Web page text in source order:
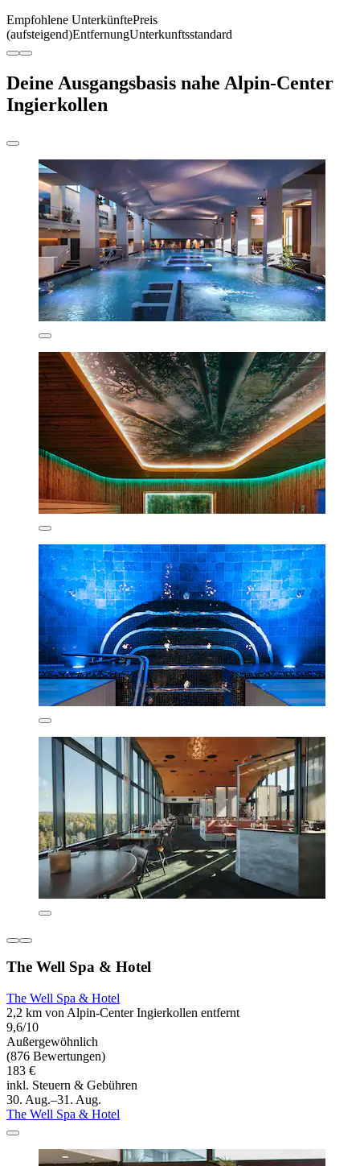
Empfohlene UnterkünftePreis
(aufsteigend)EntfernungUnterkunftsstandard
Deine Ausgangsbasis nahe Alpin-Center
Ingierkollen
The Well Spa & Hotel
The Well Spa & Hotel
2,2 km von Alpin-Center Ingierkollen entfernt
9,6/10
Außergewöhnlich
(876 Bewertungen)
183 €
inkl. Steuern & Gebühren
30. Aug.–31. Aug.
The Well Spa & Hotel